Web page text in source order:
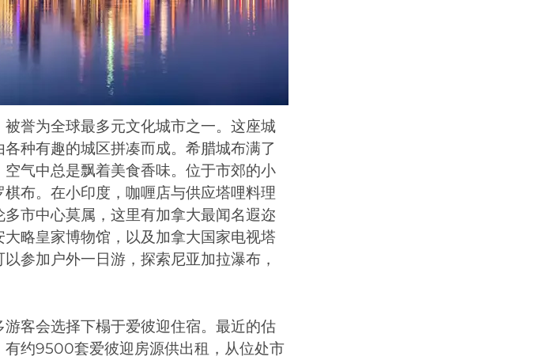
誉为全球最多元文化城市之一。这座城
种有趣的城区拼凑而成。希腊城布满了
气中总是飘着美食香味。位于市郊的小
布。在小印度，咖喱店与供应塔哩料理
市中心莫属，这里有加拿大最闻名遐迩
略皇家博物馆，以及加拿大国家电视塔
参加户外一日游，探索尼亚加拉瀑布，
客会选择下榻于爱彼迎住宿。最近的估
约9500套爱彼迎房源供出租，从位处市